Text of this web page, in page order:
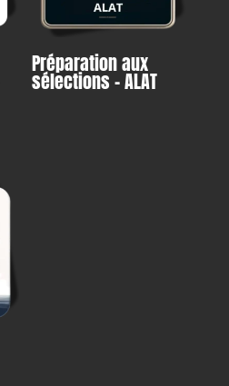
Préparation aux
sélections – ALAT